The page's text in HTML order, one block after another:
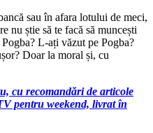
sau în afara lotului de meci,
nu știe să te facă să muncești
L-ați văzut pe Pogba?
Doar la moral și, cu
cu recomandări de articole
pentru weekend, livrat în